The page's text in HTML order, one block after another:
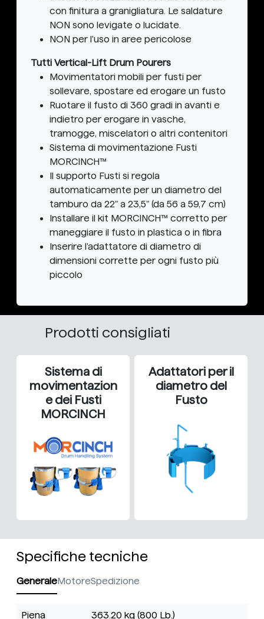
con finitura a granigliatura. Le saldature
NON sono levigate o lucidate.
NON per l'uso in aree pericolose
Tutti Vertical-Lift Drum Pourers
Movimentatori mobili per fusti per
sollevare, spostare ed erogare un fusto
Ruotare il fusto di 360 gradi in avanti e
indietro per erogare in vasche,
tramogge, miscelatori o altri contenitori
Sistema di movimentazione Fusti
MORCINCH™
Il supporto Fusti si regola
automaticamente per un diametro del
tamburo da 22" a 23,5" (da 56 a 59,7 cm)
Installare il kit MORCINCH™ corretto per
maneggiare il fusto in plastica o in fibra
Inserire l'adattatore di diametro di
dimensioni corrette per ogni fusto più
piccolo
Prodotti consigliati
Sistema di
movimentazion
e dei Fusti
MORCINCH
Adattatori per il
diametro del
Fusto
Specifiche tecniche
GeneraleMotoreSpedizione
Piena 363.20 kg (800 Lb.)